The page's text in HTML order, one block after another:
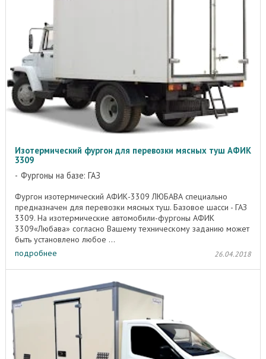
Изотермический фургон для перевозки мясных туш АФИК
3309
Фургоны на базе: ГАЗ
Фургон изотермический АФИК-3309 ЛЮБАВА специально
предназначен для перевозки мясных туш. Базовое шасси - ГАЗ
3309. На изотермические автомобили-фургоны АФИК
3309«Любава» согласно Вашему техническому заданию может
быть установлено любое ...
подробнее
26.04.2018